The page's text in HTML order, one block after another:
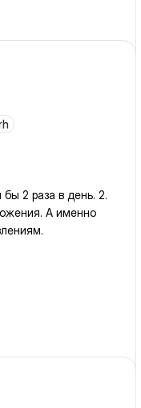
2 раза в день. 2.
А именно